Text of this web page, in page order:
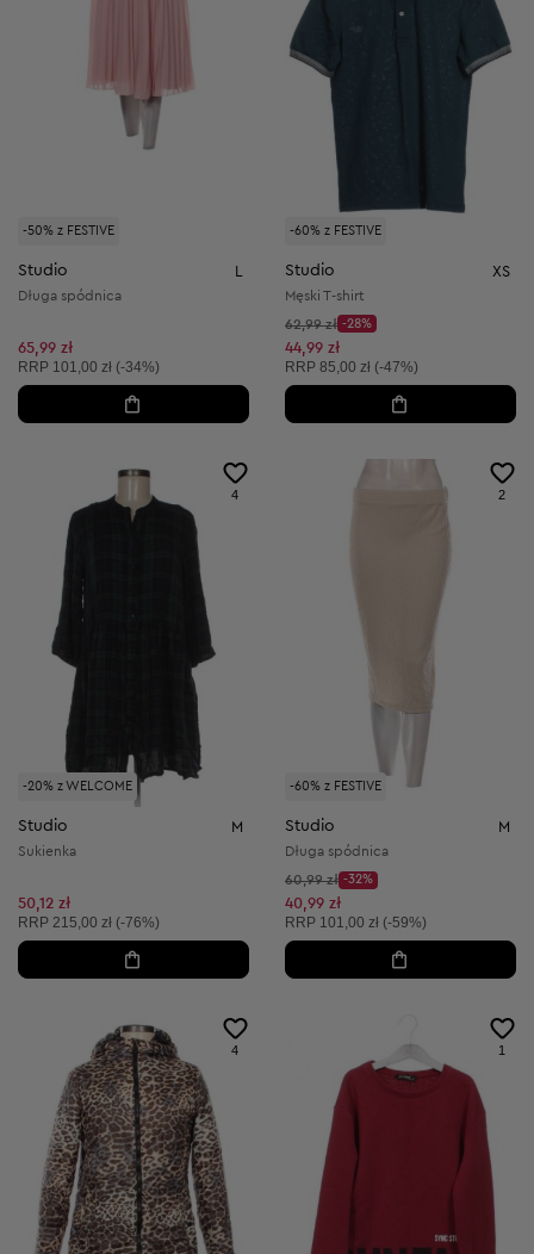
-50% z FESTIVE
Studio L
Długa spódnica
65,99 zł
Cena sugerowana:
RRP 101,00 zł (-34%)
-60% z FESTIVE
Studio XS
Męski T-shirt
Cena początkowa:
62,99 zł
Discount Price:
-28%
Obniżona cena:
44,99 zł
Cena sugerowana:
RRP 85,00 zł (-47%)
-20% z WELCOME
4
Studio M
Sukienka
50,12 zł
Cena sugerowana:
RRP 215,00 zł (-76%)
-60% z FESTIVE
2
Studio M
Długa spódnica
Cena początkowa:
60,99 zł
Discount Price:
-32%
Obniżona cena:
40,99 zł
Cena sugerowana:
RRP 101,00 zł (-59%)
4 1